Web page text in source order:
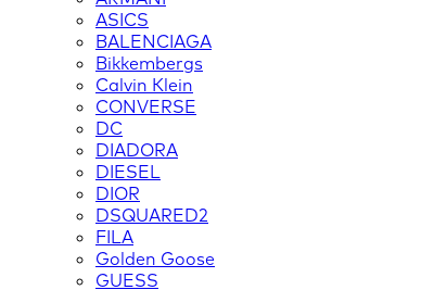
ASICS
BALENCIAGA
Bikkembergs
Calvin Klein
CONVERSE
DC
DIADORA
DIESEL
DIOR
DSQUARED2
FILA
Golden Goose
GUESS